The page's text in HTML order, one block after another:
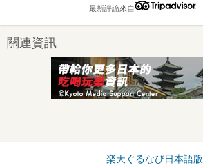
最新評論來自
關連資訊
楽天ぐるなび日本語版